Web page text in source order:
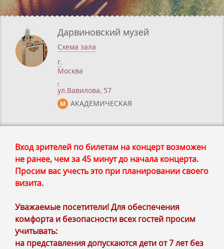
Дарвиновский музей
Схема зала
г.
Москва
,
ул.Вавилова, 57
М АКАДЕМИЧЕСКАЯ
Вход зрителей по билетам на концерт возможен
не ранее, чем за 45 минут до начала концерта.
Просим вас учесть это при планировании своего
визита.
Уважаемые посетители! Для обеспечения
комфорта и безопасности всех гостей просим
учитывать:
на представления допускаются дети от 7 лет без